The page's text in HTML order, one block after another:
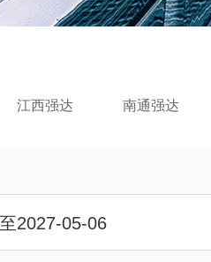
江西强达 南通强达
2027-05-06